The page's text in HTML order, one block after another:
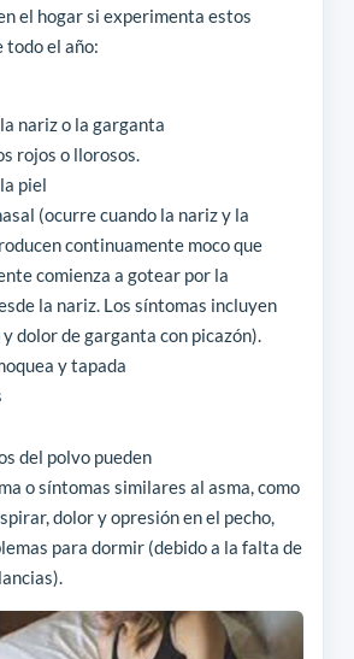
el hogar si experimenta estos
el año:
nariz o la garganta
rojos o llorosos.
piel
(ocurre cuando la nariz y la
continuamente moco que
comienza a gotear por la
la nariz. Los síntomas incluyen
dolor de garganta con picazón).
y tapada
del polvo pueden
o síntomas similares al asma, como
dolor y opresión en el pecho,
para dormir (debido a la falta de